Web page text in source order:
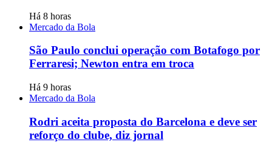
Há 8 horas
Mercado da Bola
São Paulo conclui operação com Botafogo por
Ferraresi; Newton entra em troca
Há 9 horas
Mercado da Bola
Rodri aceita proposta do Barcelona e deve ser
reforço do clube, diz jornal